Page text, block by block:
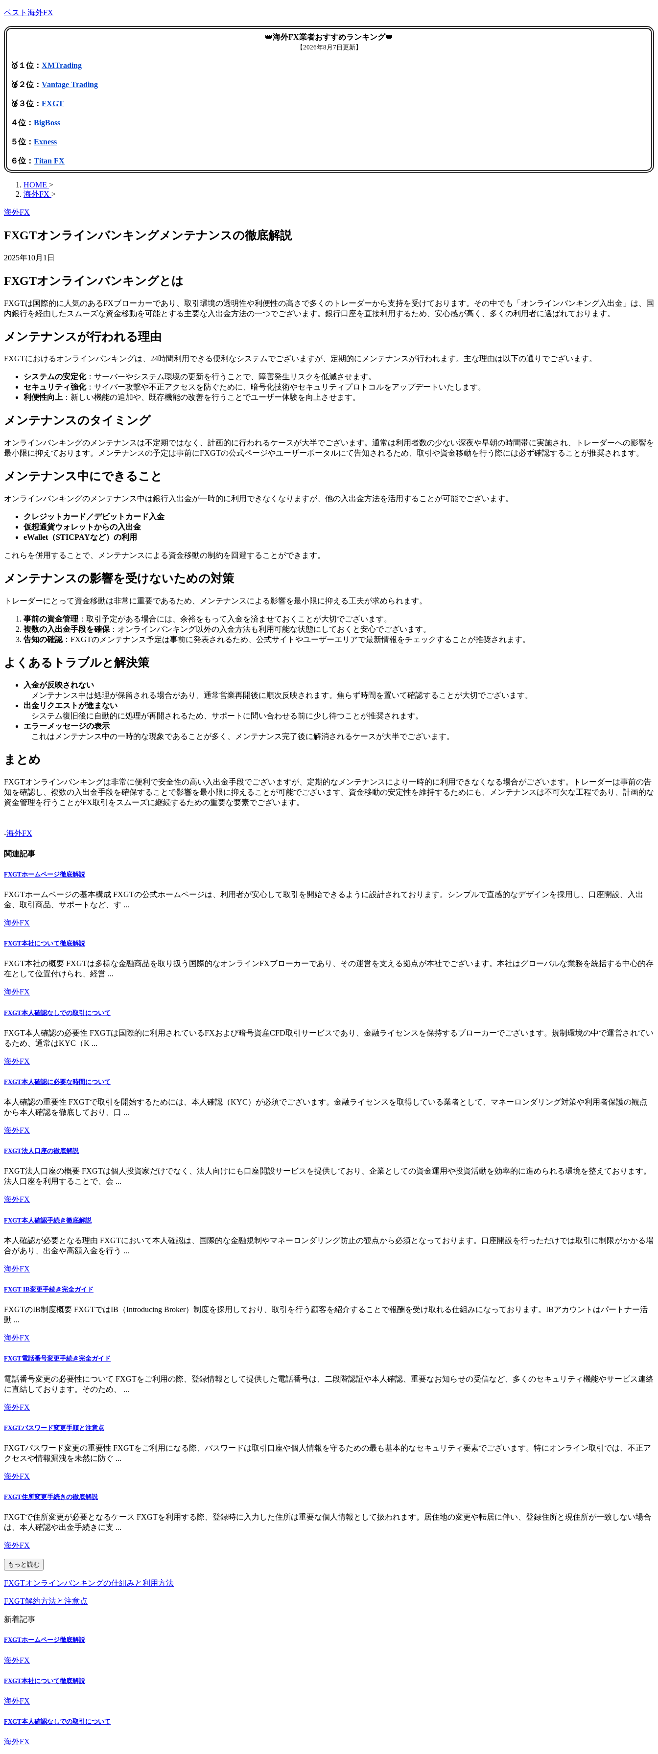
ベスト海外FX
👑海外FX業者おすすめランキング👑
【2026年8月7日更新】
🥇１位： XMTrading
🥈２位： Vantage Trading
🥉３位： FXGT
４位： BigBoss
５位： Exness
６位： Titan FX
HOME >
海外FX >
海外FX
FXGTオンラインバンキングメンテナンスの徹底解説
2025年10月1日
FXGTオンラインバンキングとは
FXGTは国際的に人気のあるFXブローカーであり、取引環境の透明性や利便性の高さで多くのトレーダーから支持を受けております。その中でも「オンラインバンキング入出金」は、国
内銀行を経由したスムーズな資金移動を可能とする主要な入出金方法の一つでございます。銀行口座を直接利用するため、安心感が高く、多くの利用者に選ばれております。
メンテナンスが行われる理由
FXGTにおけるオンラインバンキングは、24時間利用できる便利なシステムでございますが、定期的にメンテナンスが行われます。主な理由は以下の通りでございます。
システムの安定化：サーバーやシステム環境の更新を行うことで、障害発生リスクを低減させます。
セキュリティ強化：サイバー攻撃や不正アクセスを防ぐために、暗号化技術やセキュリティプロトコルをアップデートいたします。
利便性向上 ：新しい機能の追加や、既存機能の改善を行うことでユーザー体験を向上させます。
メンテナンスのタイミング
オンラインバンキングのメンテナンスは不定期ではなく、計画的に行われるケースが大半でございます。通常は利用者数の少ない深夜や早朝の時間帯に実施され、トレーダーへの影響を
最小限に抑えております。メンテナンスの予定は事前にFXGTの公式ページやユーザーポータルにて告知されるため、取引や資金移動を行う際には必ず確認することが推奨されます。
メンテナンス中にできること
オンラインバンキングのメンテナンス中は銀行入出金が一時的に利用できなくなりますが、他の入出金方法を活用することが可能でございます。
クレジットカード／デビットカード入金
仮想通貨ウォレットからの入出金
eWallet（STICPAYなど）の利用
これらを併用することで、メンテナンスによる資金移動の制約を回避することができます。
メンテナンスの影響を受けないための対策
トレーダーにとって資金移動は非常に重要であるため、メンテナンスによる影響を最小限に抑える工夫が求められます。
事前の資金管理 ：取引予定がある場合には、余裕をもって入金を済ませておくことが大切でございます。
複数の入出金手段を確保 ：オンラインバンキング以外の入金方法も利用可能な状態にしておくと安心でございます。
告知の確認 ：FXGTのメンテナンス予定は事前に発表されるため、公式サイトやユーザーエリアで最新情報をチェックすることが推奨されます。
よくあるトラブルと解決策
入金が反映されない
メンテナンス中は処理が保留される場合があり、通常営業再開後に順次反映されます。焦らず時間を置いて確認することが大切でございます。
出金リクエストが進まない
システム復旧後に自動的に処理が再開されるため、サポートに問い合わせる前に少し待つことが推奨されます。
エラーメッセージの表示
これはメンテナンス中の一時的な現象であることが多く、メンテナンス完了後に解消されるケースが大半でございます。
まとめ
FXGTオンラインバンキングは非常に便利で安全性の高い入出金手段でございますが、定期的なメンテナンスにより一時的に利用できなくなる場合がございます。トレーダーは事前の告
知を確認し、複数の入出金手段を確保することで影響を最小限に抑えることが可能でございます。資金移動の安定性を維持するためにも、メンテナンスは不可欠な工程であり、計画的な
資金管理を行うことがFX取引をスムーズに継続するための重要な要素でございます。
-海外FX
関連記事
FXGTホームページ徹底解説
FXGTホームページの基本構成 FXGTの公式ホームページは、利用者が安心して取引を開始できるように設計されております。シンプルで直感的なデザインを採用し、口座開設、入出
金、取引商品、サポートなど、す ...
海外FX
FXGT本社について徹底解説
FXGT本社の概要 FXGTは多様な金融商品を取り扱う国際的なオンラインFXブローカーであり、その運営を支える拠点が本社でございます。本社はグローバルな業務を統括する中心的存
在として位置付けられ、経営 ...
海外FX
FXGT本人確認なしでの取引について
FXGT本人確認の必要性 FXGTは国際的に利用されているFXおよび暗号資産CFD取引サービスであり、金融ライセンスを保持するブローカーでございます。規制環境の中で運営されてい
るため、通常はKYC（K ...
海外FX
FXGT本人確認に必要な時間について
本人確認の重要性 FXGTで取引を開始するためには、本人確認（KYC）が必須でございます。金融ライセンスを取得している業者として、マネーロンダリング対策や利用者保護の観点
から本人確認を徹底しており、口 ...
海外FX
FXGT法人口座の徹底解説
FXGT法人口座の概要 FXGTは個人投資家だけでなく、法人向けにも口座開設サービスを提供しており、企業としての資金運用や投資活動を効率的に進められる環境を整えております。
法人口座を利用することで、会 ...
海外FX
FXGT本人確認手続き徹底解説
本人確認が必要となる理由 FXGTにおいて本人確認は、国際的な金融規制やマネーロンダリング防止の観点から必須となっております。口座開設を行っただけでは取引に制限がかかる場
合があり、出金や高額入金を行う ...
海外FX
FXGT IB変更手続き完全ガイド
FXGTのIB制度概要 FXGTではIB（Introducing Broker）制度を採用しており、取引を行う顧客を紹介することで報酬を受け取れる仕組みになっております。IBアカウントはパートナー活
動 ...
海外FX
FXGT電話番号変更手続き完全ガイド
電話番号変更の必要性について FXGTをご利用の際、登録情報として提供した電話番号は、二段階認証や本人確認、重要なお知らせの受信など、多くのセキュリティ機能やサービス連絡
に直結しております。そのため、 ...
海外FX
FXGTパスワード変更手順と注意点
FXGTパスワード変更の重要性 FXGTをご利用になる際、パスワードは取引口座や個人情報を守るための最も基本的なセキュリティ要素でございます。特にオンライン取引では、不正ア
クセスや情報漏洩を未然に防ぐ ...
海外FX
FXGT住所変更手続きの徹底解説
FXGTで住所変更が必要となるケース FXGTを利用する際、登録時に入力した住所は重要な個人情報として扱われます。居住地の変更や転居に伴い、登録住所と現住所が一致しない場合
は、本人確認や出金手続きに支 ...
海外FX
もっと読む
FXGTオンラインバンキングの仕組みと利用方法
FXGT解約方法と注意点
新着記事
FXGTホームページ徹底解説
海外FX
FXGT本社について徹底解説
海外FX
FXGT本人確認なしでの取引について
海外FX